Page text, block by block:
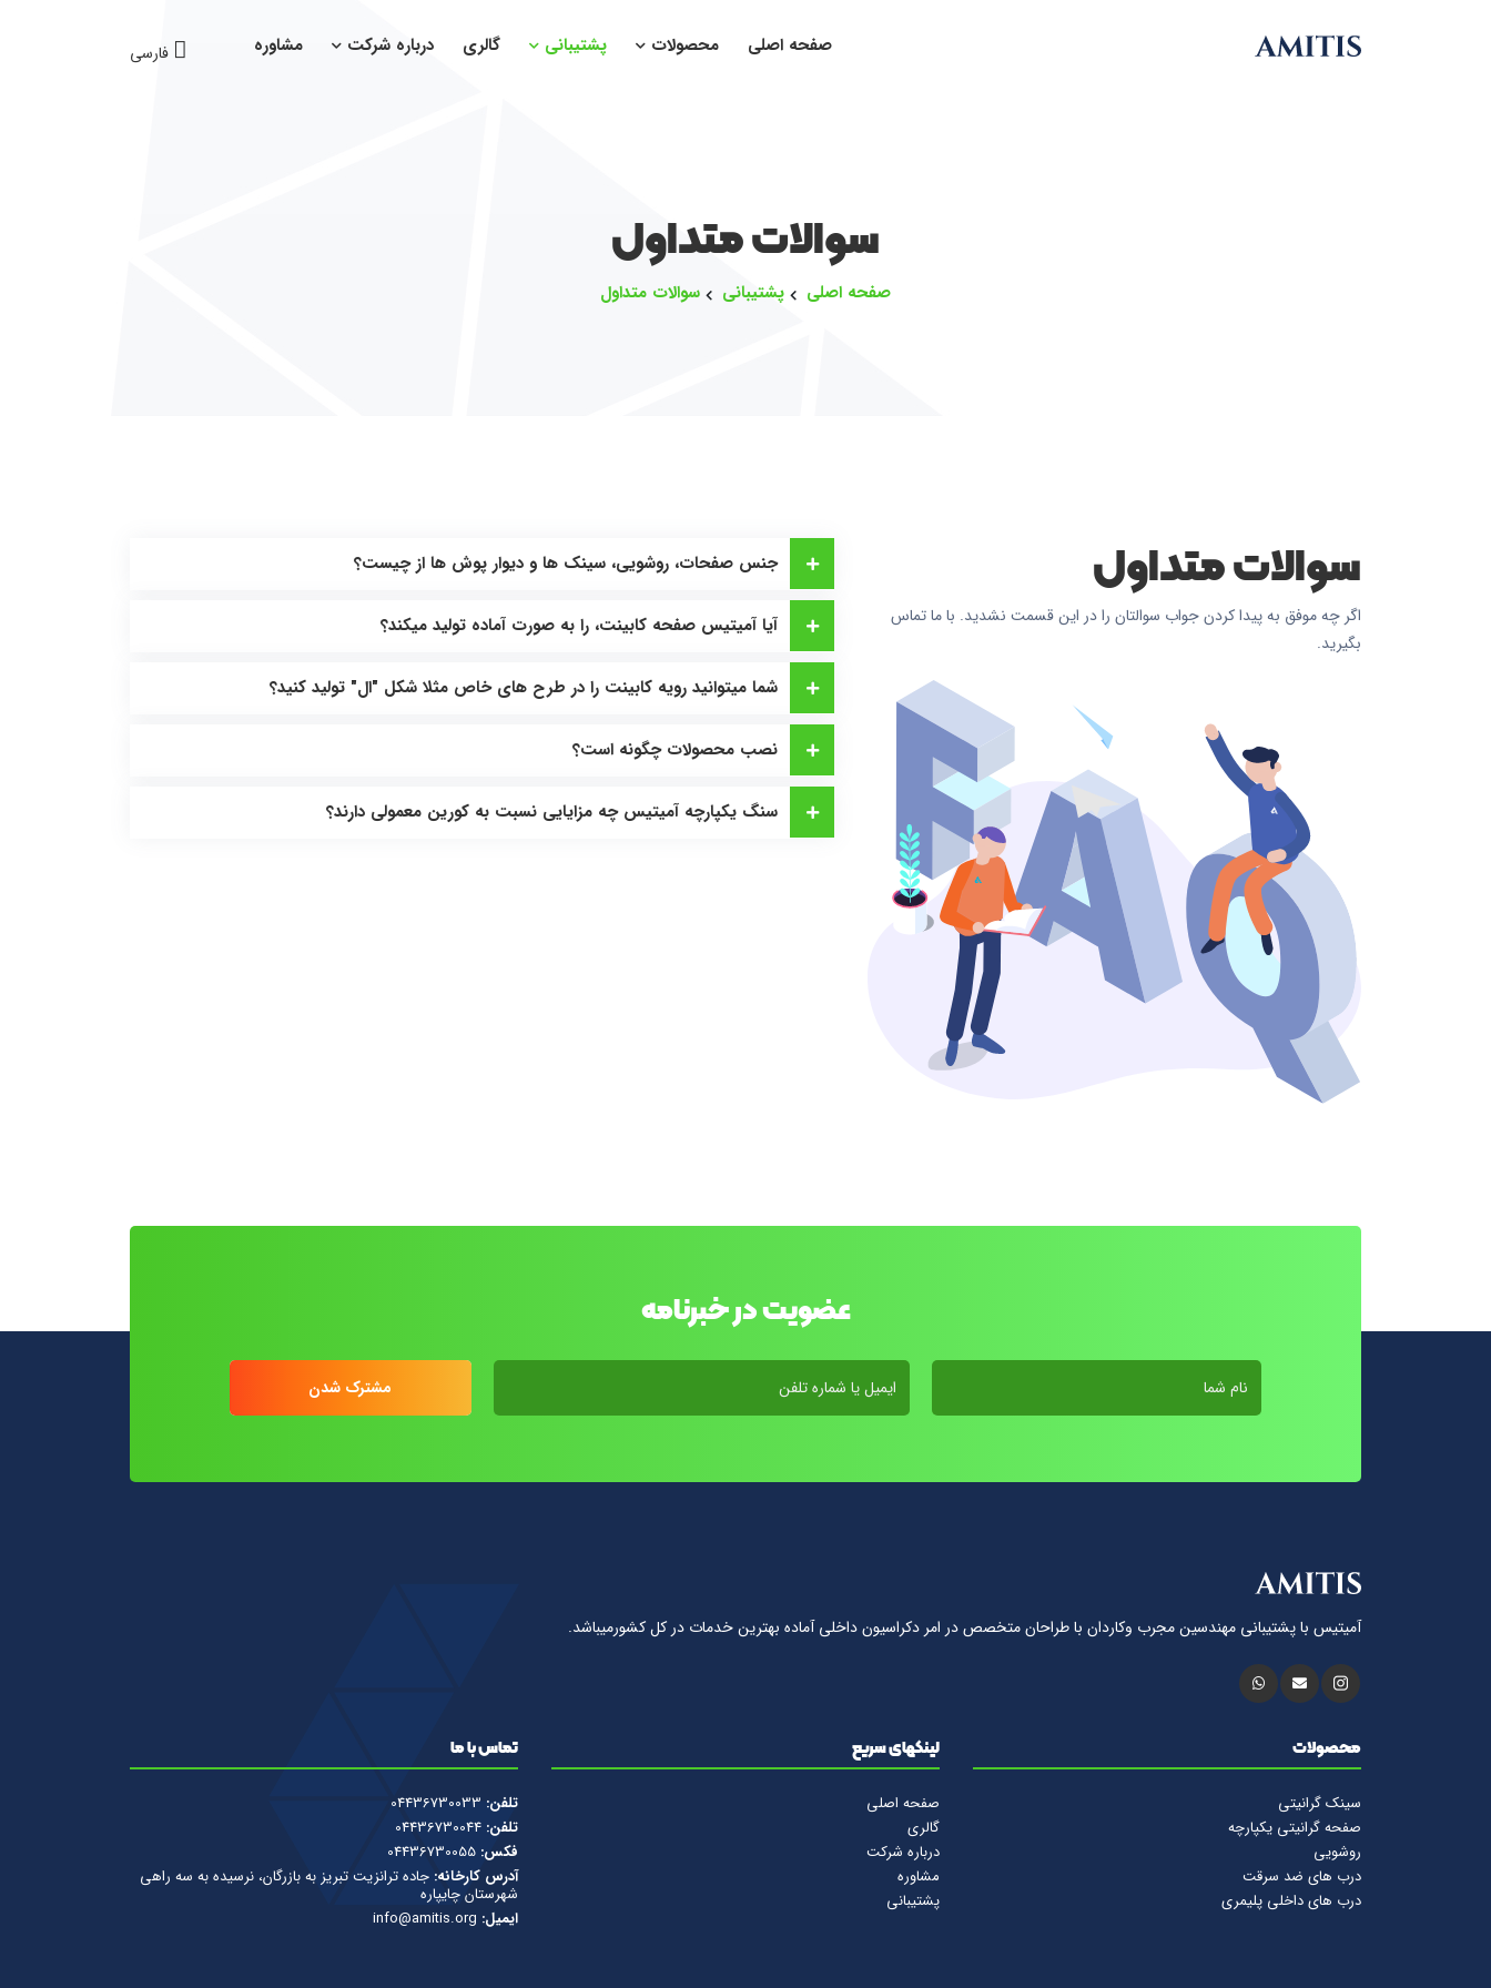
صفحه اصلی محصولات پشتیبانی گالری درباره شرکت مشاوره فارسی
سوالات متداول
صفحه اصلی پشتیبانی سوالات متداول
سوالات متداول
اگر چه موفق به پیدا کردن جواب سوالتان را در این قسمت نشدید. با ما تماس
بگیرید.
جنس صفحات، روشویی، سینک ها و دیوار پوش ها از چیست؟
آیا آمیتیس صفحه کابینت، را به صورت آماده تولید میکند؟
شما میتوانید رویه کابینت را در طرح های خاص مثلا شکل "ال" تولید کنید؟
نصب محصولات چگونه است؟
سنگ یکپارچه آمیتیس چه مزایایی نسبت به کورین معمولی دارند؟
عضویت در خبرنامه
مشترک شدن
آمیتیس با پشتيبانى مهندسين مجرب وكاردان با طراحان متخصص در امر دكراسيون داخلى آماده بهترين خدمات در كل كشورمیباشد.
محصولات
سینک گرانیتی
صفحه گرانیتی یکپارچه
روشویی
درب های ضد سرقت
درب های داخلی پلیمری
لینکهای سریع
صفحه اصلی
گالری
درباره شرکت
مشاوره
پشتیبانی
تماس با ما
تلفن: 04436730033
تلفن: 04436730044
فکس: 04436730055
آدرس کارخانه: جاده ترانزیت تبریز به بازرگان، نرسیده به سه راهی
شهرستان چایپاره
ایمیل: info@amitis.org